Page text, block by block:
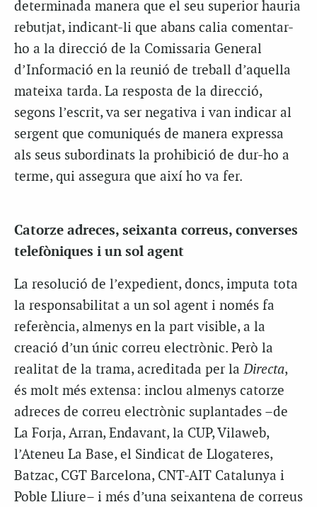
determinada manera que el seu superior hauria
rebutjat, indicant-li que abans calia comentar-
ho a la direcció de la Comissaria General
d’Informació en la reunió de treball d’aquella
mateixa tarda. La resposta de la direcció,
segons l’escrit, va ser negativa i van indicar al
sergent que comuniqués de manera expressa
als seus subordinats la prohibició de dur-ho a
terme, qui assegura que així ho va fer.
Catorze adreces, seixanta correus, converses
telefòniques i un sol agent
La resolució de l’expedient, doncs, imputa tota
la responsabilitat a un sol agent i només fa
referència, almenys en la part visible, a la
creació d’un únic correu electrònic. Però la
realitat de la trama, acreditada per laDirecta,
és molt més extensa: inclou almenys catorze
adreces de correu electrònic suplantades –de
La Forja, Arran, Endavant, la CUP, Vilaweb,
l’Ateneu La Base, el Sindicat de Llogateres,
Batzac, CGT Barcelona, CNT-AIT Catalunya i
Poble Lliure– i més d’una seixantena de correus